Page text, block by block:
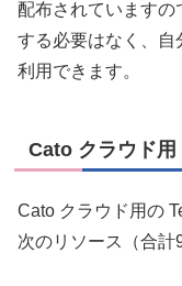
配布されています
する必要はなく、自
利用できます。
Cato クラウド
Cato クラウド用の
次のリソース（合計